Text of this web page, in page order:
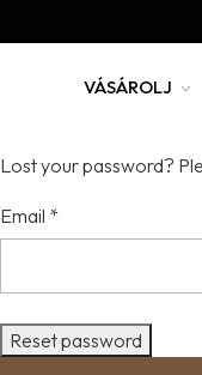
VÁSÁROLJ
Lost your password?
Email *
Reset password